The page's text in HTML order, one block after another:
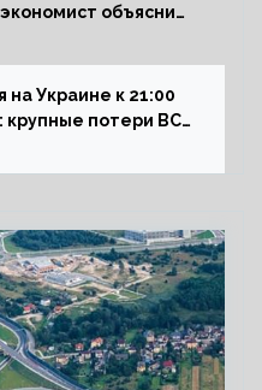
объяснил
РФ
на Украине к 21:00
крупные потери ВСУ
Донбасс из